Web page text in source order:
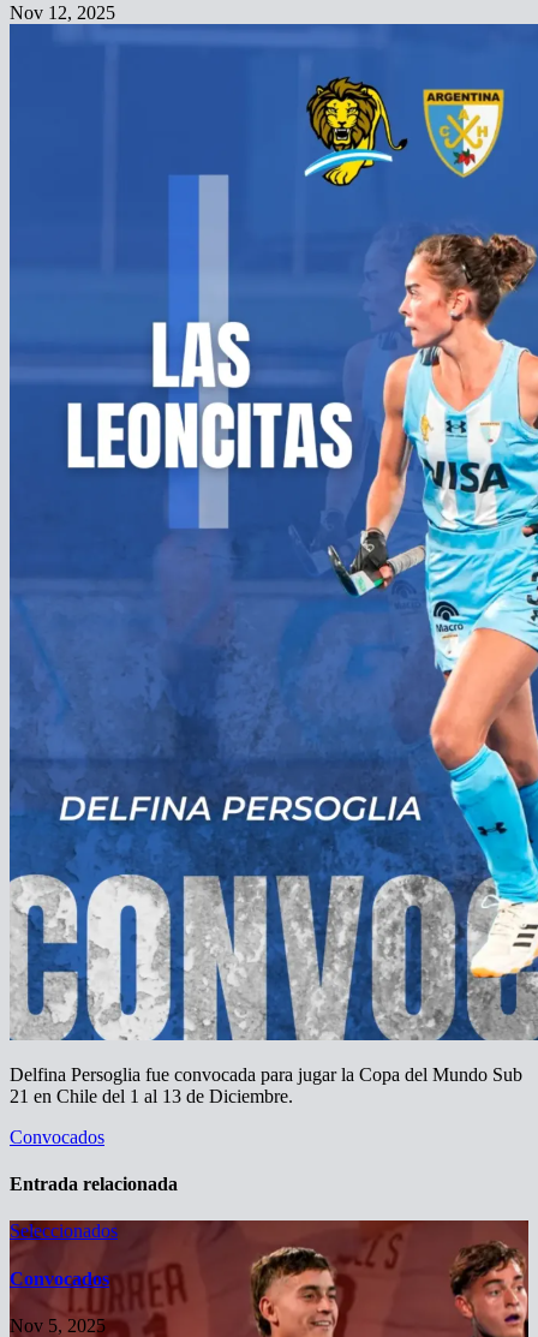
Nov 12, 2025
Delfina Persoglia fue convocada para jugar la Copa del Mundo Sub
21 en Chile del 1 al 13 de Diciembre.
Navegación
de
Convocados
Entrada relacionada
Seleccionados
Convocados
Nov 5, 2025